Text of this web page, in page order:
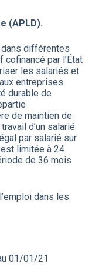
(APLD).
dans différentes
par l’État
les salariés et
entreprises
durable de
de maintien de
d’un salarié
par salarié sur
est limitée à 24
de 36 mois
dans les
01/01/21